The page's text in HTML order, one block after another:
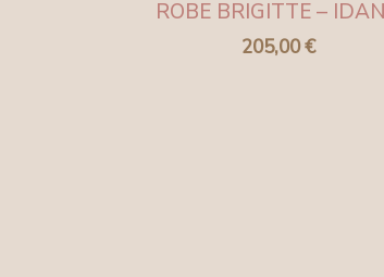
ROBE BRIGITTE –
205,00€